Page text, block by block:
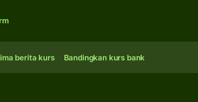
berita kurs Bandingkan kurs bank